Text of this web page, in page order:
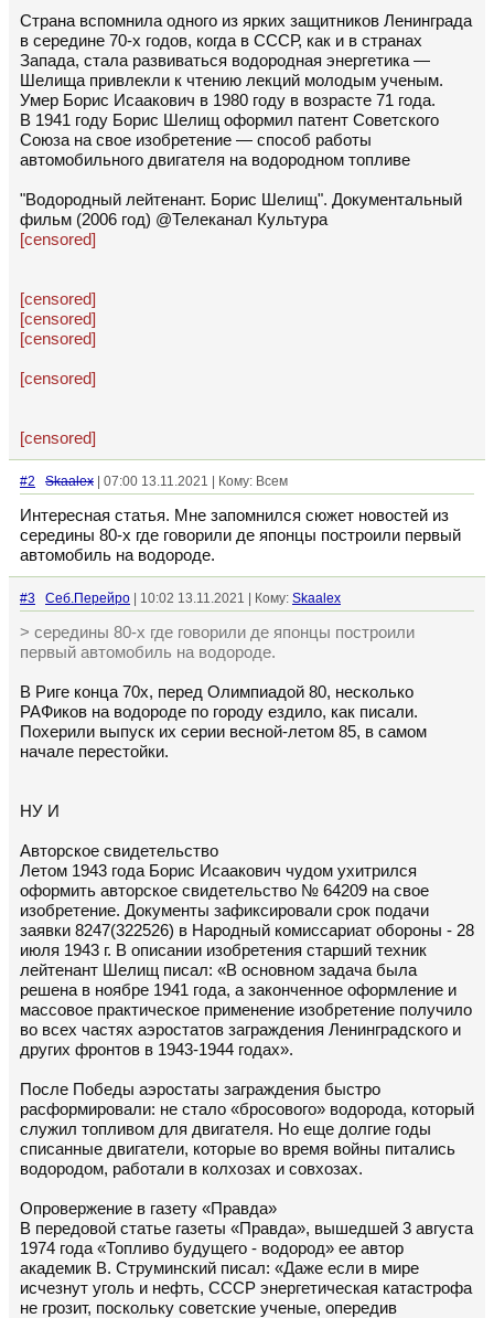
Страна вспомнила одного из ярких защитников Ленинграда
в середине 70-х годов, когда в СССР, как и в странах
Запада, стала развиваться водородная энергетика —
Шелища привлекли к чтению лекций молодым ученым.
Умер Борис Исаакович в 1980 году в возрасте 71 года.
В 1941 году Борис Шелищ оформил патент Советского
Союза на свое изобретение — способ работы
автомобильного двигателя на водородном топливе
"Водородный лейтенант. Борис Шелищ". Документальный
фильм (2006 год) @Телеканал Культура
[censored]
[censored]
[censored]
[censored]
[censored]
[censored]
#2 Skaalex | 07:00 13.11.2021 | Кому: Всем
Интересная статья. Мне запомнился сюжет новостей из
середины 80-х где говорили де японцы построили первый
автомобиль на водороде.
#3 Сeб.Перейро | 10:02 13.11.2021 | Кому: Skaalex
> середины 80-х где говорили де японцы построили
первый автомобиль на водороде.
В Риге конца 70х, перед Олимпиадой 80, несколько
РАФиков на водороде по городу ездило, как писали.
Похерили выпуск их серии весной-летом 85, в самом
начале перестойки.
НУ И
Авторское свидетельство
Летом 1943 года Борис Исаакович чудом ухитрился
оформить авторское свидетельство № 64209 на свое
изобретение. Документы зафиксировали срок подачи
заявки 8247(322526) в Народный комиссариат обороны - 28
июля 1943 г. В описании изобретения старший техник
лейтенант Шелищ писал: «В основном задача была
решена в ноябре 1941 года, а законченное оформление и
массовое практическое применение изобретение получило
во всех частях аэростатов заграждения Ленинградского и
других фронтов в 1943-1944 годах».
После Победы аэростаты заграждения быстро
расформировали: не стало «бросового» водорода, который
служил топливом для двигателя. Но еще долгие годы
списанные двигатели, которые во время войны питались
водородом, работали в колхозах и совхозах.
Опровержение в газету «Правда»
В передовой статье газеты «Правда», вышедшей 3 августа
1974 года «Топливо будущего - водород» ее автор
академик В. Струминский писал: «Даже если в мире
исчезнут уголь и нефть, СССР энергетическая катастрофа
не грозит, поскольку советские ученые, опередив